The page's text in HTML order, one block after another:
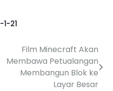
21
Film Minecraft Akan
Membawa Petualangan
Membangun Blok ke
Layar Besar